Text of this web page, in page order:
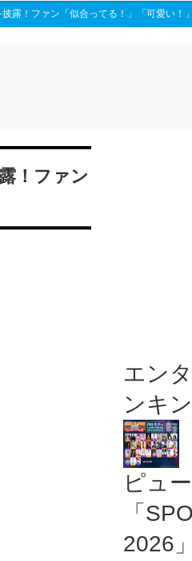
露！ファン「似合ってる！」「可愛い！」
！ファン
エン
ンキ
ピュ
「
2026